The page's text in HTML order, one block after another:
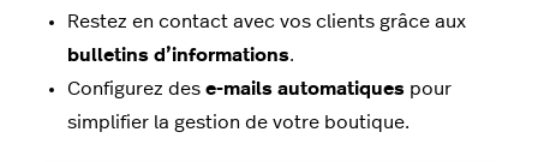
Restez en contact avec vos clients grâce aux
bulletins d’informations.
Configurez des e-mails automatiques pour
simplifier la gestion de votre boutique.